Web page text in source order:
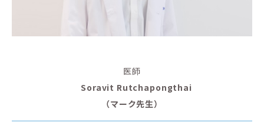
医師
Soravit Rutchapongthai
（マーク先生）